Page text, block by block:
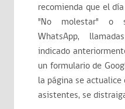
recomienda que el
"No molestar" o
WhatsApp,
indicado
un formulario de
la página se actualice
asistentes, se